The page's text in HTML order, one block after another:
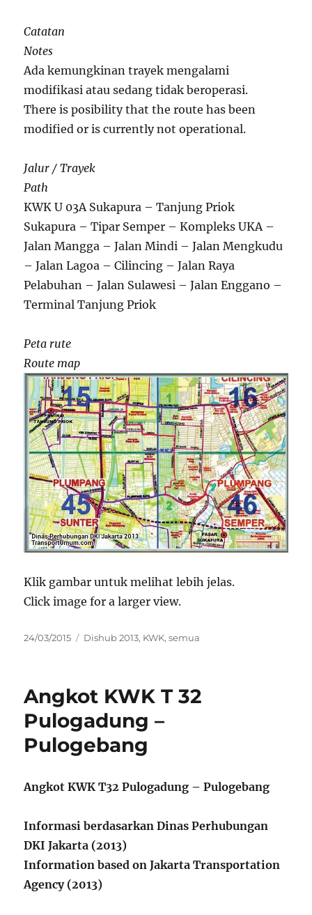
Catatan
Notes
Ada kemungkinan trayek mengalami
modifikasi atau sedang tidak beroperasi.
There is posibility that the route has been
modified or is currently not operational.
Jalur / Trayek
Path
KWK U 03A Sukapura – Tanjung Priok
Sukapura – Tipar Semper – Kompleks UKA –
Jalan Mangga – Jalan Mindi – Jalan Mengkudu
– Jalan Lagoa – Cilincing – Jalan Raya
Pelabuhan – Jalan Sulawesi – Jalan Enggano –
Terminal Tanjung Priok
Peta rute
Route map
Klik gambar untuk melihat lebih jelas.
Click image for a larger view.
Posted
24/03/2015 Categories
Dishub 2013, KWK,semua
Angkot KWK T 32
Pulogadung –
Pulogebang
Angkot KWK T32 Pulogadung – Pulogebang
Informasi berdasarkan Dinas Perhubungan
DKI Jakarta (2013)
Information based on Jakarta Transportation
Agency (2013)